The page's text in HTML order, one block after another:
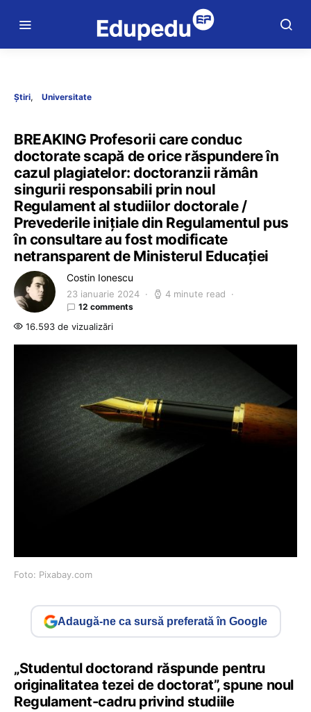
Știri Universitate
BREAKING Profesorii care conduc
doctorate scapă de orice răspundere în
cazul plagiatelor: doctoranzii rămân
singurii responsabili prin noul
Regulament al studiilor doctorale /
Prevederile inițiale din Regulamentul pus
în consultare au fost modificate
netransparent de Ministerul Educației
Costin Ionescu
23 ianuarie 2024 4 minute read
12 comments
16.593 de vizualizări
Foto: Pixabay.com
Adaugă-ne ca sursă preferată în Google
„Studentul doctorand răspunde pentru
originalitatea tezei de doctorat”, spune noul
Regulament-cadru privind studiile